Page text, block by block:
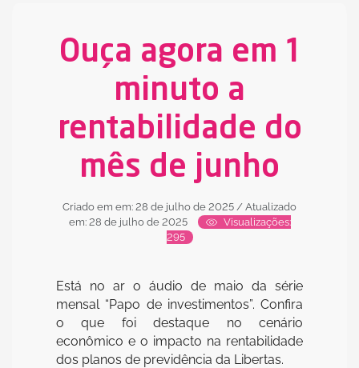
Ouça agora em 1
minuto a
rentabilidade do
mês de junho
Criado em em: 28 de julho de 2025 / Atualizado
em: 28 de julho de 2025
Visualizações:
295
Está no ar o áudio de maio da série
mensal “Papo de investimentos”. Confira
o que foi destaque no cenário
econômico e o impacto na rentabilidade
dos planos de previdência da Libertas.